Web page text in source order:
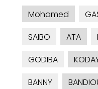
Mohamed
SAIBO
ATA
GODIBA
BANNY